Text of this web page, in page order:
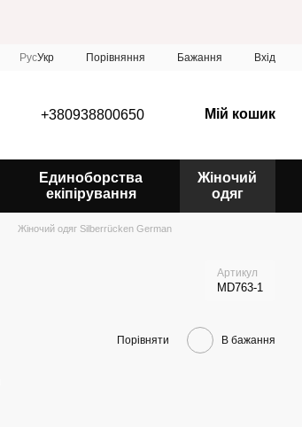
РусУкр Порівняння Бажання Вхід
+380938800650 Мій кошик
Единоборства
екіпірування
Жіночий
одяг
Жіночий одяг Silberrücken German
Артикул
MD763-1
Порівняти В бажання